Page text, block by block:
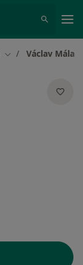
Změna města
Václav Mála